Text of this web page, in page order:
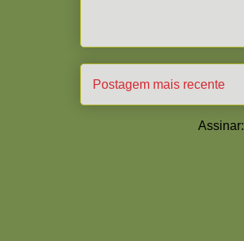
Postagem mais recente
Assinar: